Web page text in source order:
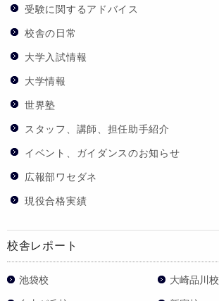
受験に関するアドバイス
校舎の日常
大学入試情報
大学情報
世界塾
スタッフ、講師、担任助手紹介
イベント、ガイダンスのお知らせ
広報部ワセダネ
現役合格実績
校舎レポート
池袋校 大崎品川校